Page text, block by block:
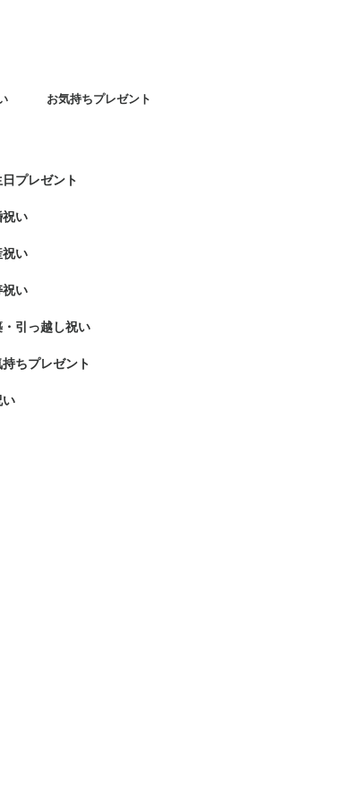
お気持ちプレゼント
プレゼント
い
祝い
い
・引っ越し祝い
持ちプレゼント
い